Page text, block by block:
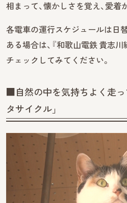
相まって、懐かしさを覚え、愛着
各電車の運行スケジュールは日
ある場合は、『和歌山電鉄 貴志
チェックしてみてください。
■自然の中を気持ちよく走
タサイクル」